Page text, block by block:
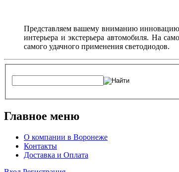
Представляем вашему вниманию инновацию
интерьера и экстерьера автомобиля. На
самого удачного применения светодиодов.
Главное меню
О компании в Воронеже
Контакты
Доставка и Оплата